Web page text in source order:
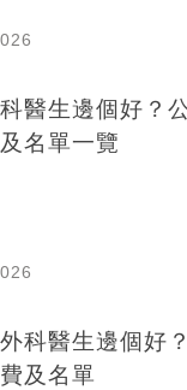
醫生邊個好？
名單一覽
科醫生邊個好
及名單